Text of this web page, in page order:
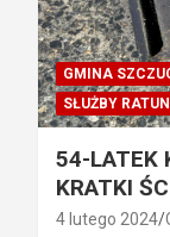
GMINA
SŁUŻBY
54-LATEK
KRATKI
4 lutego 2024